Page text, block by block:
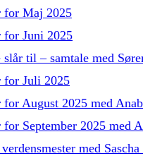
for Maj 2025
for Juni 2025
til – samtale med
for Juli 2025
August 2025 med
September 2025 med
med